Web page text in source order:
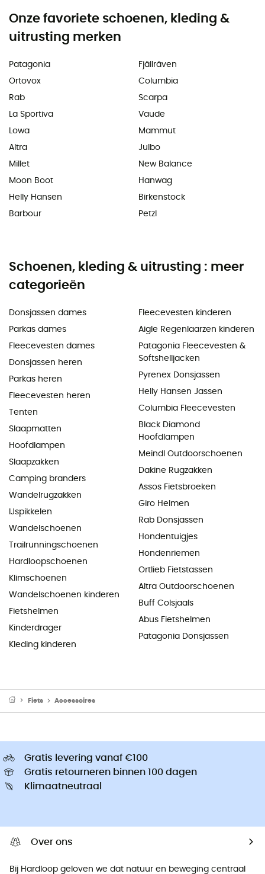
Onze favoriete schoenen, kleding &
uitrusting merken
Patagonia
Ortovox
Rab
La Sportiva
Lowa
Altra
Millet
Moon Boot
Helly Hansen
Barbour
Fjällräven
Columbia
Scarpa
Vaude
Mammut
Julbo
New Balance
Hanwag
Birkenstock
Petzl
Schoenen, kleding & uitrusting : meer
categorieën
Donsjassen dames
Parkas dames
Fleecevesten dames
Donsjassen heren
Parkas heren
Fleecevesten heren
Tenten
Slaapmatten
Hoofdlampen
Slaapzakken
Camping branders
Wandelrugzakken
IJspikkelen
Wandelschoenen
Trailrunningschoenen
Hardloopschoenen
Klimschoenen
Wandelschoenen kinderen
Fietshelmen
Kinderdrager
Kleding kinderen
Fleecevesten kinderen
Aigle Regenlaarzen kinderen
Patagonia Fleecevesten &
Softshelljacken
Pyrenex Donsjassen
Helly Hansen Jassen
Columbia Fleecevesten
Black Diamond
Hoofdlampen
Meindl Outdoorschoenen
Dakine Rugzakken
Assos Fietsbroeken
Giro Helmen
Rab Donsjassen
Hondentuigjes
Hondenriemen
Ortlieb Fietstassen
Altra Outdoorschoenen
Buff Colsjaals
Abus Fietshelmen
Patagonia Donsjassen
Fiets Accessoires
Gratis levering vanaf €100
Gratis retourneren binnen 100 dagen
Klimaatneutraal
Over ons
Bij Hardloop geloven we dat natuur en beweging centraal